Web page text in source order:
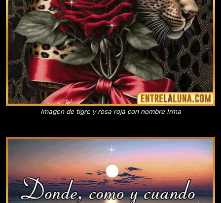
Imagen de tigre y rosa roja con nombre Irma